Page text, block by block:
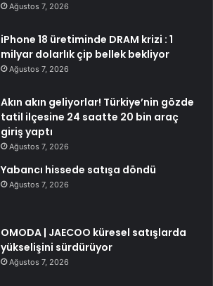
Ağustos 7, 2026
iPhone 18 üretiminde DRAM krizi : 1
milyar dolarlık çip bellek bekliyor
Ağustos 7, 2026
Akın akın geliyorlar! Türkiye’nin gözde
tatil ilçesine 24 saatte 20 bin araç
giriş yaptı
Ağustos 7, 2026
Yabancı hissede satışa döndü
Ağustos 7, 2026
OMODA | JAECOO küresel satışlarda
yükselişini sürdürüyor
Ağustos 7, 2026